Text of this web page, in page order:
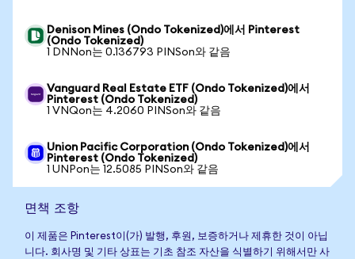
Denison Mines (Ondo Tokenized)에서 Pinterest
(Ondo Tokenized)
1 DNNon는 0.136793 PINSon와 같음
Vanguard Real Estate ETF (Ondo Tokenized)에서
Pinterest (Ondo Tokenized)
1 VNQon는 4.2060 PINSon와 같음
Union Pacific Corporation (Ondo Tokenized)에서
Pinterest (Ondo Tokenized)
1 UNPon는 12.5085 PINSon와 같음
면책 조항
이 제품은 Pinterest이(가) 발행, 후원, 보증하거나 제휴한 것이 아닙
니다. 회사명 및 기타 상표는 기초 참조 자산을 식별하기 위해서만 사